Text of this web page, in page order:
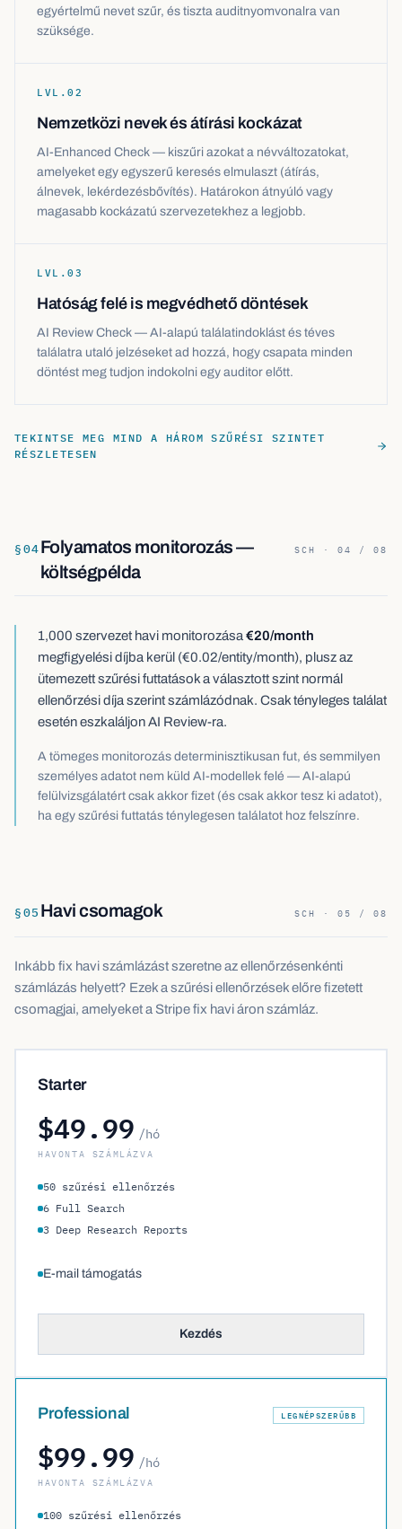
egyértelmű nevet szűr, és tiszta auditnyomvonalra van
szüksége.
LVL.02
Nemzetközi nevek és átírási kockázat
AI-Enhanced Check — kiszűri azokat a névváltozatokat,
amelyeket egy egyszerű keresés elmulaszt (átírás,
álnevek, lekérdezésbővítés). Határokon átnyúló vagy
magasabb kockázatú szervezetekhez a legjobb.
LVL.03
Hatóság felé is megvédhető döntések
AI Review Check — AI-alapú találatindoklást és téves
találatra utaló jelzéseket ad hozzá, hogy csapata minden
döntést meg tudjon indokolni egy auditor előtt.
TEKINTSE MEG MIND A HÁROM SZŰRÉSI SZINTET
RÉSZLETESEN
§04Folyamatos monitorozás —
költségpélda
SCH · 04 / 08
1,000 szervezet havi monitorozása €20/month
megfigyelési díjba kerül (€0.02/entity/month), plusz az
ütemezett szűrési futtatások a választott szint normál
ellenőrzési díja szerint számlázódnak. Csak tényleges találat
esetén eszkaláljon AI Review-ra.
A tömeges monitorozás determinisztikusan fut, és semmilyen
személyes adatot nem küld AI-modellek felé — AI-alapú
felülvizsgálatért csak akkor fizet (és csak akkor tesz ki adatot),
ha egy szűrési futtatás ténylegesen találatot hoz felszínre.
§05 Havi csomagok SCH · 05 / 08
Inkább fix havi számlázást szeretne az ellenőrzésenkénti
számlázás helyett? Ezek a szűrési ellenőrzések előre fizetett
csomagjai, amelyeket a Stripe fix havi áron számláz.
Starter
$49.99 /hó
HAVONTA SZÁMLÁZVA
50 szűrési ellenőrzés
6 Full Search
3 Deep Research Reports
E-mail támogatás
Kezdés
Professional LEGNÉPSZERŰBB
$99.99 /hó
HAVONTA SZÁMLÁZVA
100 szűrési ellenőrzés